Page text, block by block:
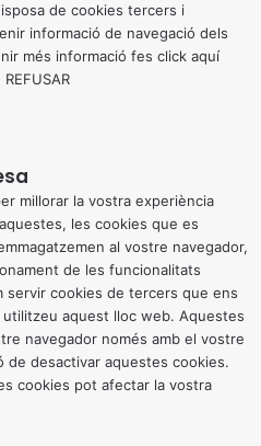
de cookies tercers i
informació de navegació dels
més informació fes click aquí
REFUSAR
millorar la vostra experiència
les cookies que es
al vostre navegador,
de les funcionalitats
servir cookies de tercers que ens
aquest lloc web. Aquestes
navegador només amb el vostre
de desactivar aquestes cookies.
cookies pot afectar la vostra